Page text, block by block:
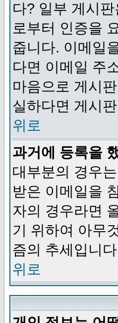
다? 일부 게시
로부터 인증을
줍니다. 이메일
다면 이메일 주
마음으로 게시
실하다면 게시
위로
과거에 등록을
대부분의 경우
받은 이메일을
자의 경우라면
기 위하여 아무
즘의 추세입니
위로